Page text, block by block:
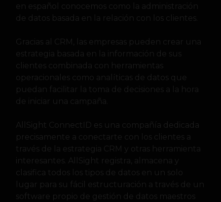
en español conocemos como la administración
de datos basada en la relación con los clientes.
Gracias al CRM, las empresas pueden crear una
estrategia basada en la información de sus
clientes combinada con herramientas
operacionales como analíticas de datos que
puedan facilitar la toma de decisiones a la hora
de iniciar una campaña.
AllSight ConnectID es una compañía dedicada
precisamente a conectarte con los clientes a
través de la estrategia CRM y otras herramienta
interesantes. AllSight registra, almacena y
clasifica todos los tipos de datos en un solo
lugar para su fácil estructuración a través de un
software propio de gestión de datos maestros